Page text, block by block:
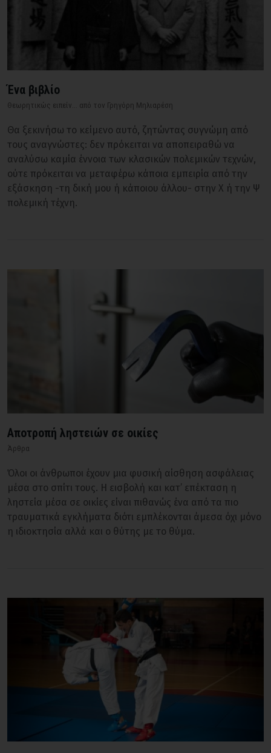
Ένα βιβλίο
Θεωρητικώς ειπείν... από τον Γρηγόρη Μηλιαρέση
Θα ξεκινήσω το κείμενο αυτό, ζητώντας συγνώμη από
τους αναγνώστες: δεν πρόκειται να αποπειραθώ να
αναλύσω καμία έννοια των κλασικών πολεμικών τεχνών,
ούτε πρόκειται να μεταφέρω κάποια εμπειρία από την
εξάσκηση -τη δική μου ή κάποιου άλλου- στην Χ ή την Ψ
πολεμική τέχνη.
Αποτροπή ληστειών σε οικίες
Άρθρα
Όλοι οι άνθρωποι έχουν μια φυσική αίσθηση ασφάλειας
μέσα στο σπίτι τους. Η εισβολή και κατ’ επέκταση η
ληστεία μέσα σε οικίες είναι πιθανώς ένα από τα πιο
τραυματικά εγκλήματα διότι εμπλέκονται άμεσα όχι μόνο
η ιδιοκτησία αλλά και ο θύτης με το θύμα.